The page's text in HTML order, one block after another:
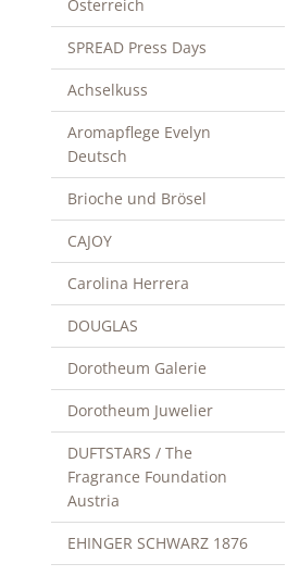
Österreich
SPREAD Press Days
Achselkuss
Aromapflege Evelyn
Deutsch
Brioche und Brösel
CAJOY
Carolina Herrera
DOUGLAS
Dorotheum Galerie
Dorotheum Juwelier
DUFTSTARS / The
Fragrance Foundation
Austria
EHINGER SCHWARZ 1876